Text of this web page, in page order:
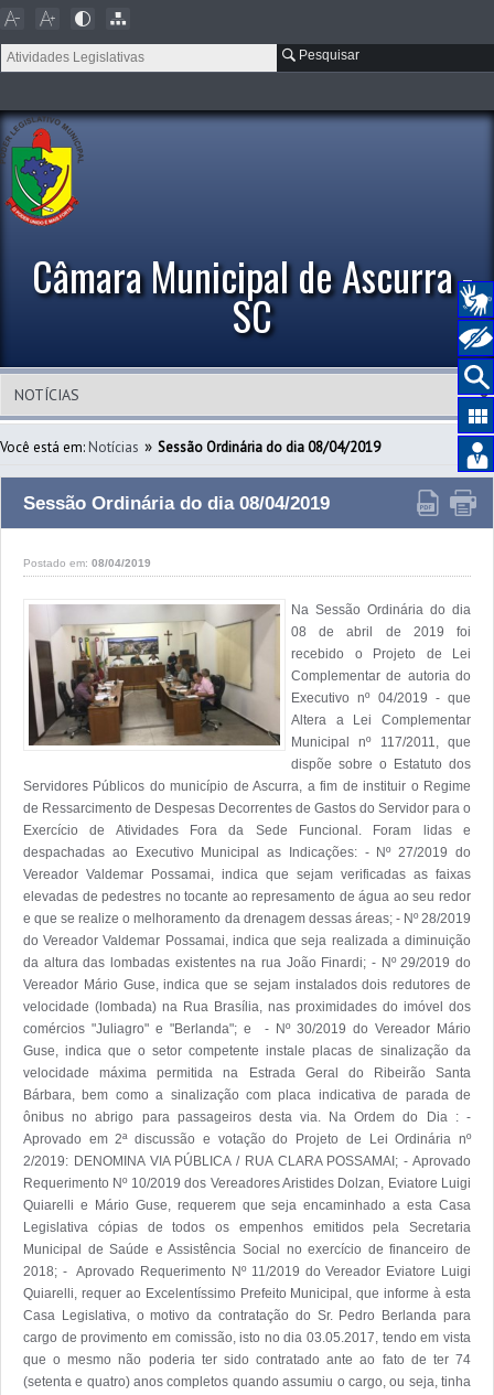
Pesquisar
Câmara Municipal de Ascurra -
SC
Você está em: Notícias » Sessão Ordinária do dia 08/04/2019
Sessão Ordinária do dia 08/04/2019
Postado em: 08/04/2019
Na Sessão Ordinária do dia
08 de abril de 2019 foi
recebido o Projeto de Lei
Complementar de autoria do
Executivo nº 04/2019 - que
Altera a Lei Complementar
Municipal nº 117/2011, que
dispõe sobre o Estatuto dos
Servidores Públicos do município de Ascurra, a fim de instituir o Regime
de Ressarcimento de Despesas Decorrentes de Gastos do Servidor para o
Exercício de Atividades Fora da Sede Funcional. Foram lidas e
despachadas ao Executivo Municipal as Indicações: - Nº 27/2019 do
Vereador Valdemar Possamai, indica que sejam verificadas as faixas
elevadas de pedestres no tocante ao represamento de água ao seu redor
e que se realize o melhoramento da drenagem dessas áreas; - Nº 28/2019
do Vereador Valdemar Possamai, indica que seja realizada a diminuição
da altura das lombadas existentes na rua João Finardi; - Nº 29/2019 do
Vereador Mário Guse, indica que se sejam instalados dois redutores de
velocidade (lombada) na Rua Brasília, nas proximidades do imóvel dos
comércios "Juliagro" e "Berlanda"; e  - Nº 30/2019 do Vereador Mário
Guse, indica que o setor competente instale placas de sinalização da
velocidade máxima permitida na Estrada Geral do Ribeirão Santa
Bárbara, bem como a sinalização com placa indicativa de parada de
ônibus no abrigo para passageiros desta via. Na Ordem do Dia : -
Aprovado em 2ª discussão e votação do Projeto de Lei Ordinária nº
2/2019: DENOMINA VIA PÚBLICA / RUA CLARA POSSAMAI; - Aprovado
Requerimento Nº 10/2019 dos Vereadores Aristides Dolzan, Eviatore Luigi
Quiarelli e Mário Guse, requerem que seja encaminhado a esta Casa
Legislativa cópias de todos os empenhos emitidos pela Secretaria
Municipal de Saúde e Assistência Social no exercício de financeiro de
2018; -  Aprovado Requerimento Nº 11/2019 do Vereador Eviatore Luigi
Quiarelli, requer ao Excelentíssimo Prefeito Municipal, que informe à esta
Casa Legislativa, o motivo da contratação do Sr. Pedro Berlanda para
cargo de provimento em comissão, isto no dia 03.05.2017, tendo em vista
que o mesmo não poderia ter sido contratado ante ao fato de ter 74
(setenta e quatro) anos completos quando assumiu o cargo, ou seja, tinha